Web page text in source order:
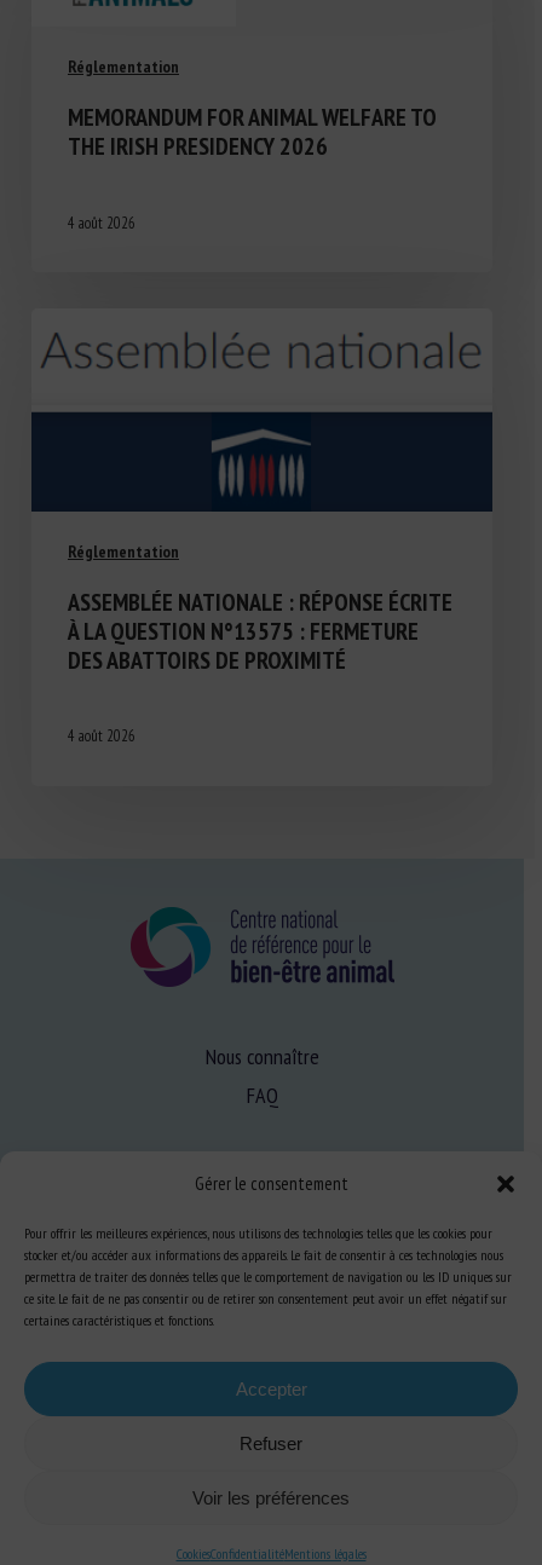
Gérer le consentement
Pour offrir les meilleures expériences, nous utilisons des technologies telles que les cookies pour
stocker et/ou accéder aux informations des appareils. Le fait de consentir à ces technologies nous
permettra de traiter des données telles que le comportement de navigation ou les ID uniques sur
ce site. Le fait de ne pas consentir ou de retirer son consentement peut avoir un effet négatif sur
certaines caractéristiques et fonctions.
Accepter
Refuser
Voir les préférences
CookiesConfidentialitéMentions légales
Réglementation
MEMORANDUM FOR ANIMAL WELFARE TO
THE IRISH PRESIDENCY 2026
4 août 2026
Réglementation
ASSEMBLÉE NATIONALE : RÉPONSE ÉCRITE
À LA QUESTION N°13575 : FERMETURE
DES ABATTOIRS DE PROXIMITÉ
4 août 2026
Nous connaître
FAQ
Expertise
Se former au BEA
S’abonner aux actualités